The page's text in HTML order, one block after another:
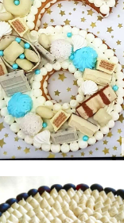
ליום הולדת בנים
פרטים נוספים